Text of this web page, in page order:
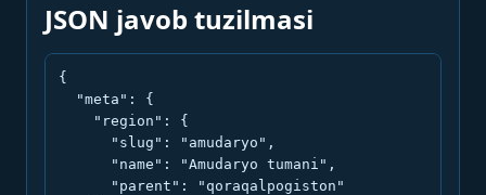
JSON javob tuzilmasi
{
  "meta": {
    "region": {
      "slug": "amudaryo",
      "name": "Amudaryo tumani",
      "parent": "qoraqalpogiston"